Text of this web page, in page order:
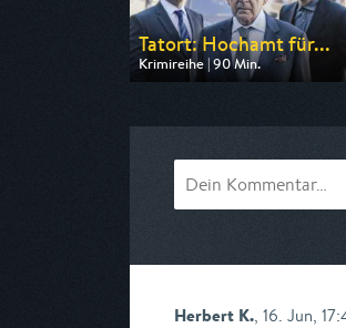
Tatort: Hochamt für...
Krimireihe | 90 Min.
Ausgestrahlt von BR
Herbert K., 16. Jun,